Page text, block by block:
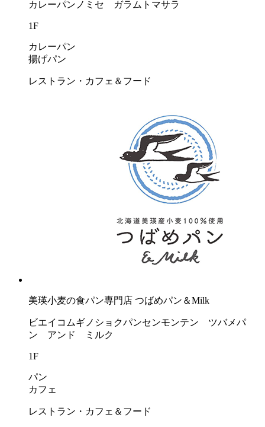
カレーパンノミセ ガラムトマサラ
1F
カレーパン
揚げパン
レストラン・カフェ＆フード
美瑛小麦の食パン専門店 つばめパン＆Milk
ビエイコムギノショクパンセンモンテン ツバメパ
ン アンド ミルク
1F
パン
カフェ
レストラン・カフェ＆フード